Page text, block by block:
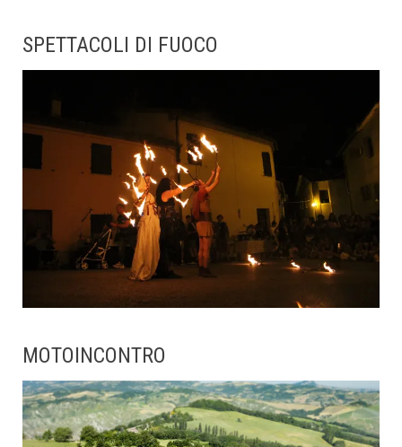
SPETTACOLI DI FUOCO
MOTOINCONTRO